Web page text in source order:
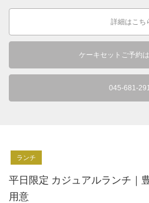
詳細はこち
ケーキセットご予約
045-681-
ランチ
平日限定 カジュアルランチ｜
用意